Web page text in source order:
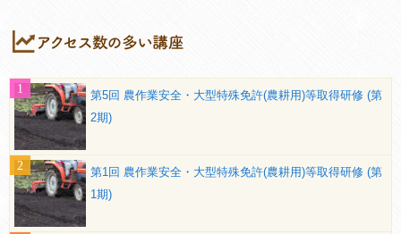
第5回 農作業安全・大型特殊免許(農耕用)等取得研修 (第
2期)
第1回 農作業安全・大型特殊免許(農耕用)等取得研修 (第
1期)